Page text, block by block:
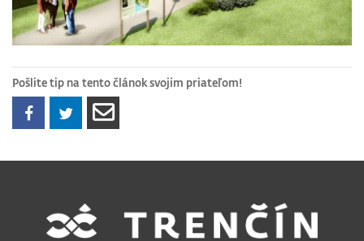
Pošlite tip na tento článok svojim priateľom!